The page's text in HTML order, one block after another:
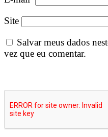
Site
Salvar meus dados
vez que eu comentar.